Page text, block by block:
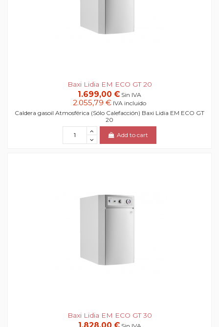
Baxi Lidia EM ECO GT 20
1.699,00 € Sin IVA
2.055,79 € IVA incluido
Caldera gasoil Atmosférica (Sólo Calefacción) Baxi Lidia EM ECO GT
20
Add to cart
Baxi Lidia EM ECO GT 30